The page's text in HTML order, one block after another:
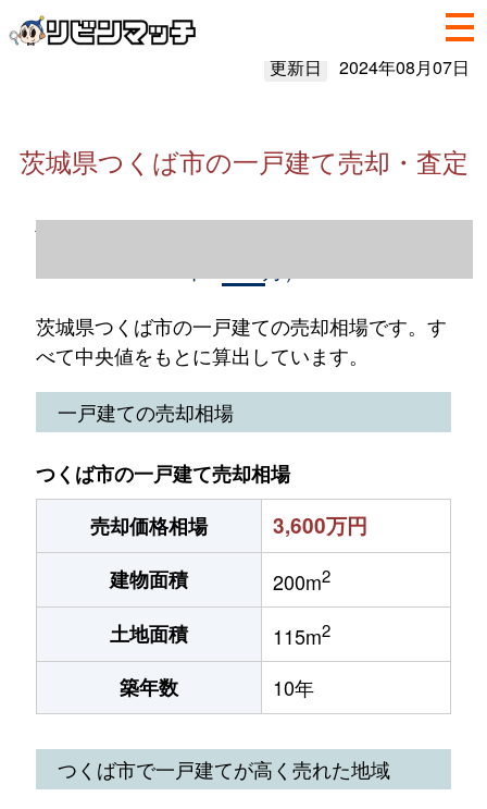
更新日 2024年08月07日
茨城県つくば市の一戸建て売却・査定
茨城県つくば市の一戸建て売却情報（2023
茨城県つくば市の一戸建ての売却相場です。す
べて中央値をもとに算出しています。
一戸建ての売却相場
つくば市の一戸建て売却相場
売却価格相場
3,600万円
建物面積 200m2
土地面積 115m2
築年数 10年
つくば市で一戸建てが高く売れた地域